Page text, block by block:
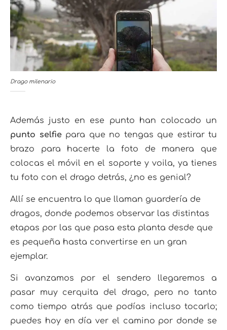
Drago milenario
Además justo en ese punto han colocado un
punto selfiepara que no tengas que estirar tu
brazo para hacerte la foto de manera que
colocas el móvil en el soporte y voila, ya tienes
tu foto con el drago detrás, ¿no es genial?
Allí se encuentra lo que llaman guardería de
dragos, donde podemos observar las distintas
etapas por las que pasa esta planta desde que
es pequeña hasta convertirse en un gran
ejemplar.
Si avanzamos por el sendero llegaremos a
pasar muy cerquita del drago, pero no tanto
como tiempo atrás que podías incluso tocarlo;
puedes hoy en día ver el camino por donde se